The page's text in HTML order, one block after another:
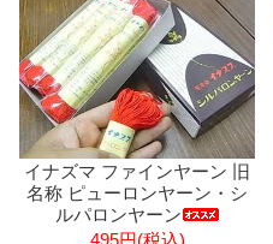
イナズマ ファインヤーン 旧
名称 ピューロンヤーン・シ
ルパロンヤーン
495円(税込)